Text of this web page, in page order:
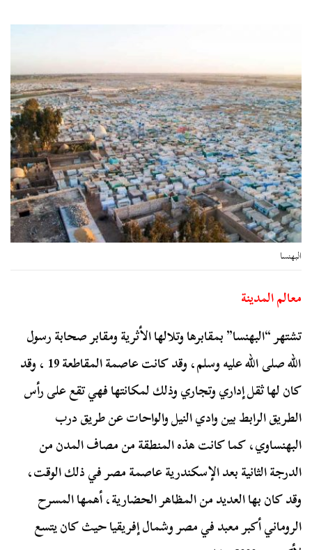
البهنسا
معالم المدينة
تشتهر “البهنسا” بمقابرها وتلالها الأثرية ومقابر صحابة رسول
الله صلى الله عليه وسلم، وقد كانت عاصمة المقاطعة 19 ، وقد
كان لها ثقل إداري وتجاري وذلك لمكانتها فهي تقع على رأس
الطريق الرابط بين وادي النيل والواحات عن طريق درب
البهنساوي، كما كانت هذه المنطقة من مصاف المدن من
الدرجة الثانية بعد الإسكندرية عاصمة مصر في ذلك الوقت،
وقد كان بها العديد من المظاهر الحضارية، أهمها المسرح
الروماني أكبر معبد في مصر وشمال إفريقيا حيث كان يتسع